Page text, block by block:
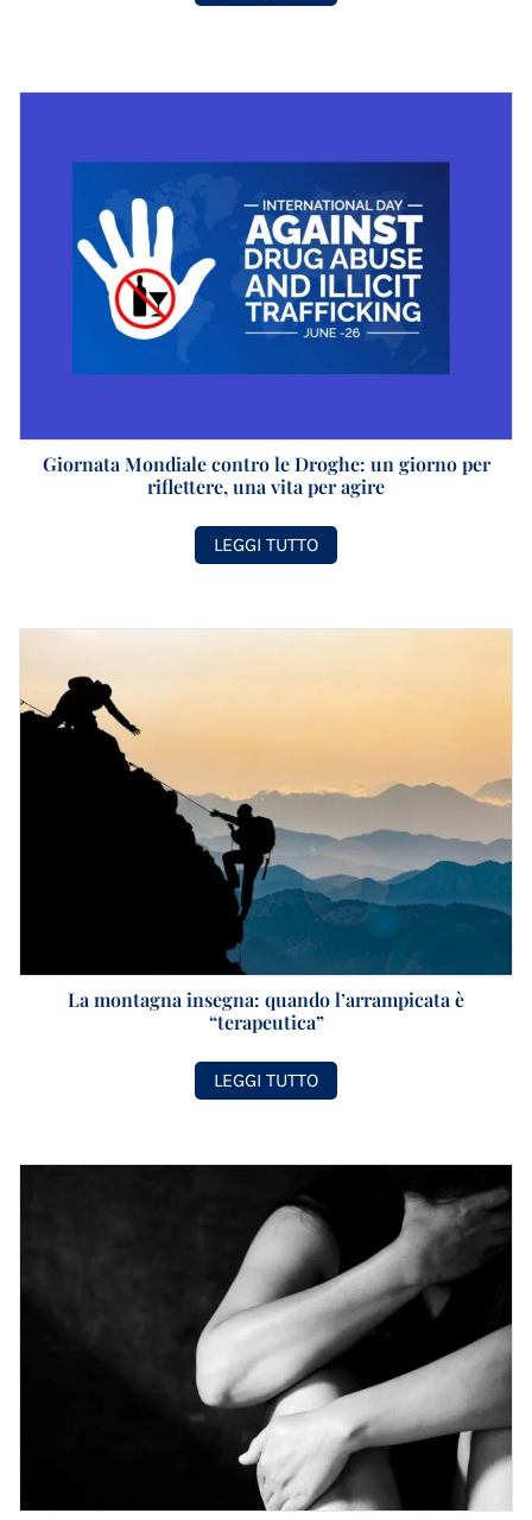
Giornata Mondiale contro le Droghe: un giorno per
riflettere, una vita per agire
LEGGI TUTTO
La montagna insegna: quando l’arrampicata è
“terapeutica”
LEGGI TUTTO